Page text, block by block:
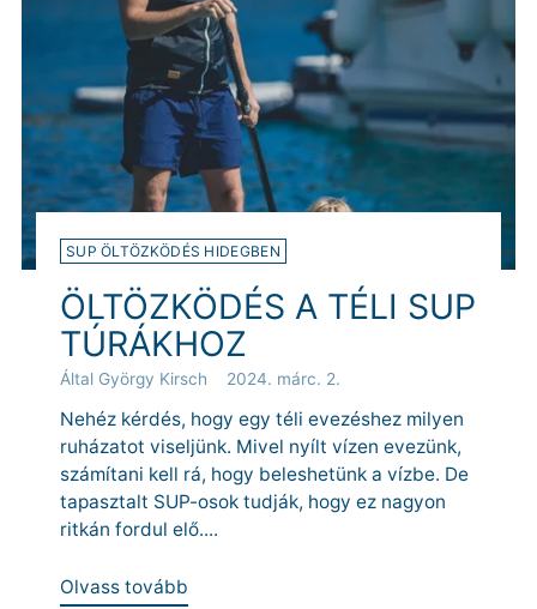
SUP ÖLTÖZKÖDÉS HIDEGBEN
ÖLTÖZKÖDÉS A TÉLI SUP
TÚRÁKHOZ
Által György Kirsch 2024. márc. 2.
Nehéz kérdés, hogy egy téli evezéshez milyen
ruházatot viseljünk. Mivel nyílt vízen evezünk,
számítani kell rá, hogy beleshetünk a vízbe. De
tapasztalt SUP-osok tudják, hogy ez nagyon
ritkán fordul elő....
Olvass tovább